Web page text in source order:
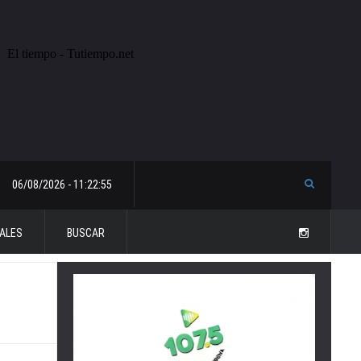
06/08/2026 - 11:22:55
BUSCAR